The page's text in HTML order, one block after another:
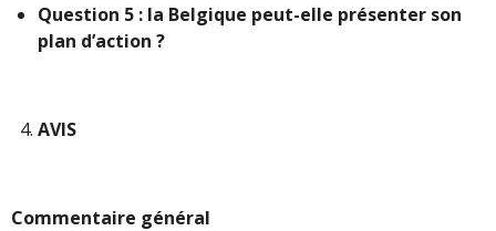
Question 5 : la Belgique peut-elle présenter son
plan d’action ?
AVIS
Commentaire général